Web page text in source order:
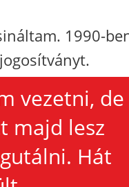
1990-
vezetni, de
majd lesz
Hát